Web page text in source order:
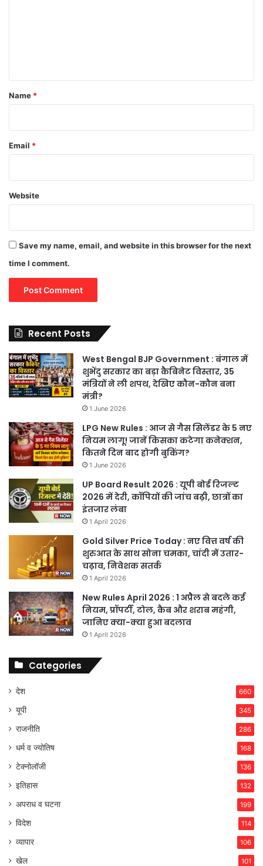
*
Name *
Email *
Website
Save my name, email, and website in this browser for the next
time I comment.
Recent Posts
West Bengal BJP Government : बंगाल में
शुभेंदु सरकार का बड़ा कैबिनेट विस्तार, 35
मंत्रियों ने ली शपथ, देखिए कौन-कौन बना
मंत्री?
1 June 2026
LPG New Rules : आज से गैस सिलेंडर के 5 नए
नियम लागू! जानें किसका कटेगा कनेक्शन,
कितने दिन बाद होगी बुकिंग?
1 June 2026
UP Board Result 2026 : यूपी बोर्ड रिजल्ट
2026 में देरी, कॉपियों की जांच बढ़ी, छात्रों का
इंतजार लंबा
1 April 2026
Gold Silver Price Today : नए वित्त वर्ष की
शुरुआत के साथ सोना चमका, चांदी में उतार-
चढ़ाव, निवेशक सतर्क
1 April 2026
New Rules April 2026 : 1 अप्रैल से बदले कई
नियम, प्रॉपर्टी, टोल, कैब और शराब महंगी,
जानिए क्या-क्या हुआ बदलाव
1 April 2026
Categories
देश 660
यूपी 345
राजनीति 286
धर्म व ज्योतिष 168
टेक्नोलॉजी 136
इतिहास 132
अपराध व घटना 199
विदेश 114
व्यापार 106
खेल 101